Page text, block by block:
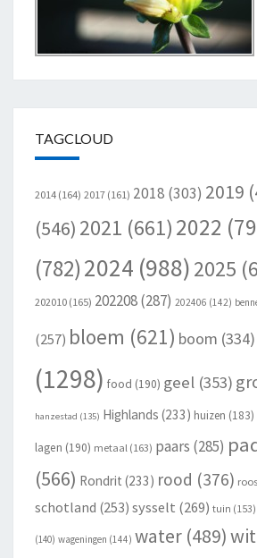
TAGCLOUD
2014 (164) 2017 (161) 2018 (303) 2019
(546) 2021 (661) 2022
(782)2024 (988) 2025
202010 (165) 202208(287) 202406 (142)
(257) bloem (621) boom (334)
(1298) food (190) geel (353)
hanzestad (135) Highlands (233) huizen (183)
lagen (190) metaal (163) paars (285)
(566) Rondrit (233) rood (376) roos
schotland (253) sysselt (269) tuin (153)
(140) wageningen (144) water (489)wit